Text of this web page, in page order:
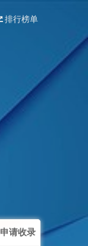
排行榜单
申请收录